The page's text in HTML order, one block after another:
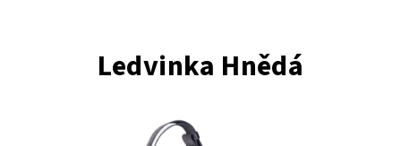
Ledvinka Hnědá